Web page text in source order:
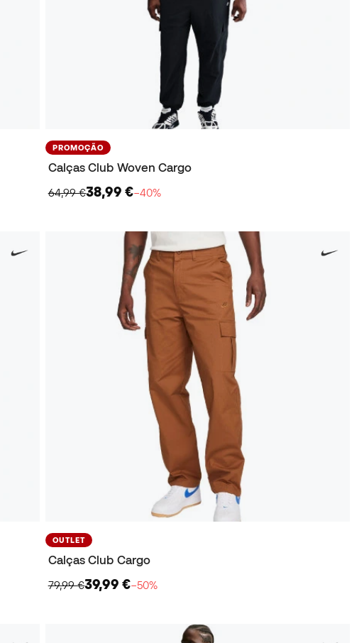
PROMOÇÃO
Calças Club Woven Cargo
64,99 €38,99 €−40%
OUTLET
Calças Club Cargo
79,99 €39,99 €−50%